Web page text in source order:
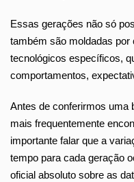
Essas gerações não só
também são moldadas
tecnológicos específicos,
comportamentos,
Antes de conferirmos uma
mais frequentemente
importante falar que a
tempo para cada geração
oficial absoluto sobre as